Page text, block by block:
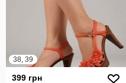
38, 39
399 грн